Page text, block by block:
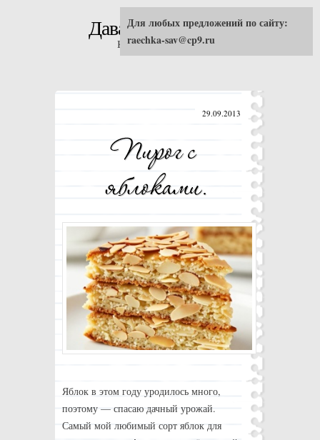
Давай попробуем!
Кулинарные рецепты
29.09.2013
Яблок в этом году уродилось много,
поэтому — спасаю дачный урожай.
Самый мой любимый сорт яблок для
Для любых предложений по сайту:
raechka-sav@cp9.ru